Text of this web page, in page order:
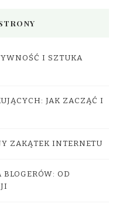
I SZTUKA
JAK ZACZĄĆ I
ZAKĄTEK INTERNETU
OD